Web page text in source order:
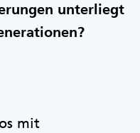
unterliegt
mit